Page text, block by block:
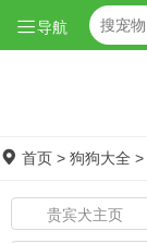
导航
首页 > 狗狗大全 >
贵宾犬主页